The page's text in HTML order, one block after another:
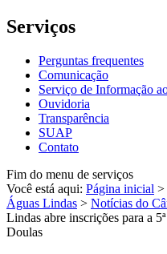
Serviços
Perguntas frequentes
Comunicação
Serviço de Informação
Ouvidoria
Transparência
SUAP
Contato
Fim do menu de serviços
Você está aqui: Página inicial >
Águas Lindas > Notícias do
Lindas abre inscrições para a
Doulas